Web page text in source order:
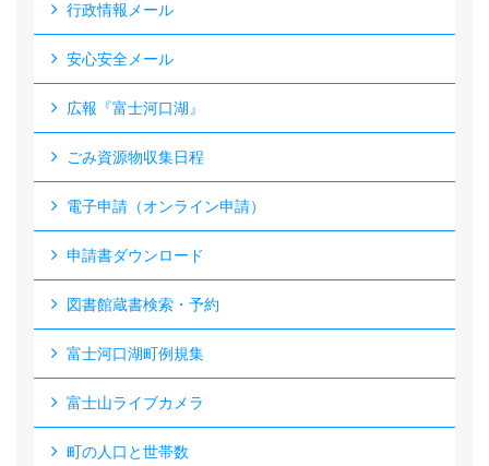
行政情報メール
安心安全メール
広報『富士河口湖』
ごみ資源物収集日程
電子申請（オンライン申請）
申請書ダウンロード
図書館蔵書検索・予約
富士河口湖町例規集
富士山ライブカメラ
町の人口と世帯数